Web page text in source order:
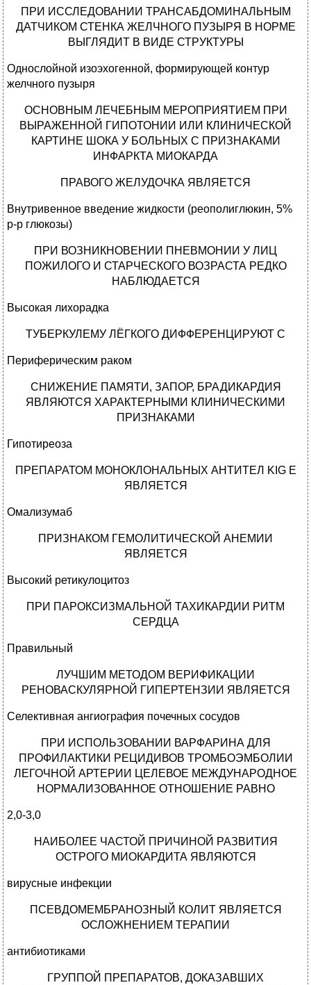
ПРИ ИССЛЕДОВАНИИ ТРАНСАБДОМИНАЛЬНЫМ
ДАТЧИКОМ СТЕНКА ЖЕЛЧНОГО ПУЗЫРЯ В НОРМЕ
ВЫГЛЯДИТ В ВИДЕ СТРУКТУРЫ
Однослойной изоэхогенной, формирующей контур
желчного пузыря
ОСНОВНЫМ ЛЕЧЕБНЫМ МЕРОПРИЯТИЕМ ПРИ
ВЫРАЖЕННОЙ ГИПОТОНИИ ИЛИ КЛИНИЧЕСКОЙ
КАРТИНЕ ШОКА У БОЛЬНЫХ С ПРИЗНАКАМИ
ИНФАРКТА МИОКАРДА
ПРАВОГО ЖЕЛУДОЧКА ЯВЛЯЕТСЯ
Внутривенное введение жидкости (реополиглюкин, 5%
р-р глюкозы)
ПРИ ВОЗНИКНОВЕНИИ ПНЕВМОНИИ У ЛИЦ
ПОЖИЛОГО И СТАРЧЕСКОГО ВОЗРАСТА РЕДКО
НАБЛЮДАЕТСЯ
Высокая лихорадка
ТУБЕРКУЛЕМУ ЛЁГКОГО ДИФФЕРЕНЦИРУЮТ С
Периферическим раком
СНИЖЕНИЕ ПАМЯТИ, ЗАПОР, БРАДИКАРДИЯ
ЯВЛЯЮТСЯ ХАРАКТЕРНЫМИ КЛИНИЧЕСКИМИ
ПРИЗНАКАМИ
Гипотиреоза
ПРЕПАРАТОМ МОНОКЛОНАЛЬНЫХ АНТИТЕЛ KIG E
ЯВЛЯЕТСЯ
Омализумаб
ПРИЗНАКОМ ГЕМОЛИТИЧЕСКОЙ АНЕМИИ
ЯВЛЯЕТСЯ
Высокий ретикулоцитоз
ПРИ ПАРОКСИЗМАЛЬНОЙ ТАХИКАРДИИ РИТМ
СЕРДЦА
Правильный
ЛУЧШИМ МЕТОДОМ ВЕРИФИКАЦИИ
РЕНОВАСКУЛЯРНОЙ ГИПЕРТЕНЗИИ ЯВЛЯЕТСЯ
Селективная ангиография почечных сосудов
ПРИ ИСПОЛЬЗОВАНИИ ВАРФАРИНА ДЛЯ
ПРОФИЛАКТИКИ РЕЦИДИВОВ ТРОМБОЭМБОЛИИ
ЛЕГОЧНОЙ АРТЕРИИ ЦЕЛЕВОЕ МЕЖДУНАРОДНОЕ
НОРМАЛИЗОВАННОЕ ОТНОШЕНИЕ РАВНО
2,0-3,0
НАИБОЛЕЕ ЧАСТОЙ ПРИЧИНОЙ РАЗВИТИЯ
ОСТРОГО МИОКАРДИТА ЯВЛЯЮТСЯ
вирусные инфекции
ПСЕВДОМЕМБРАНОЗНЫЙ КОЛИТ ЯВЛЯЕТСЯ
ОСЛОЖНЕНИЕМ ТЕРАПИИ
антибиотиками
ГРУППОЙ ПРЕПАРАТОВ, ДОКАЗАВШИХ